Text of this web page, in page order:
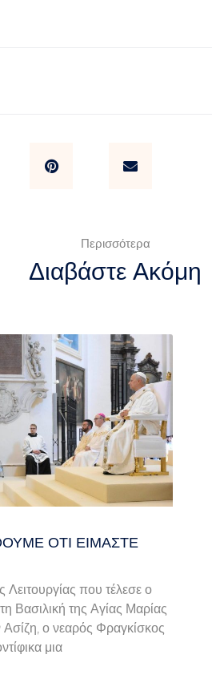
Περισσότερα
Διαβάστε Ακόμη
ΌΤΙ ΕΊΜΑΣΤΕ
Λειτουργίας που τέλεσε ο
Βασιλική της Αγίας Μαρίας
ο νεαρός Φραγκίσκος
μια